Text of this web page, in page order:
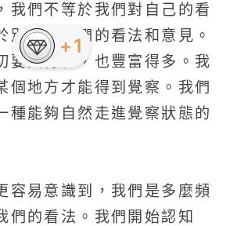
我們不等於我們對自己的看
別人對我們的看法和意見。
要大得多，也豐富得多。我
個地方才能得到覺察。我們
種能夠自然走進覺察狀態的
容易意識到，我們是多麼頻
們的看法。我們開始認知
+1